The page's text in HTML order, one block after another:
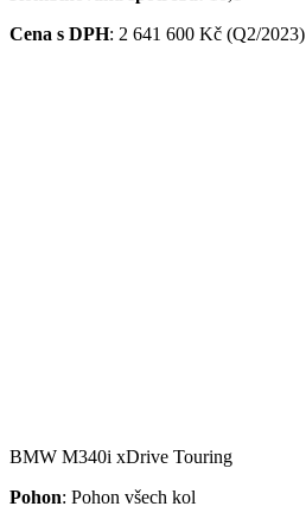
Cena s DPH: 2 641 600 Kč (Q2/2023)
BMW M340i xDrive Touring
Pohon: Pohon všech kol